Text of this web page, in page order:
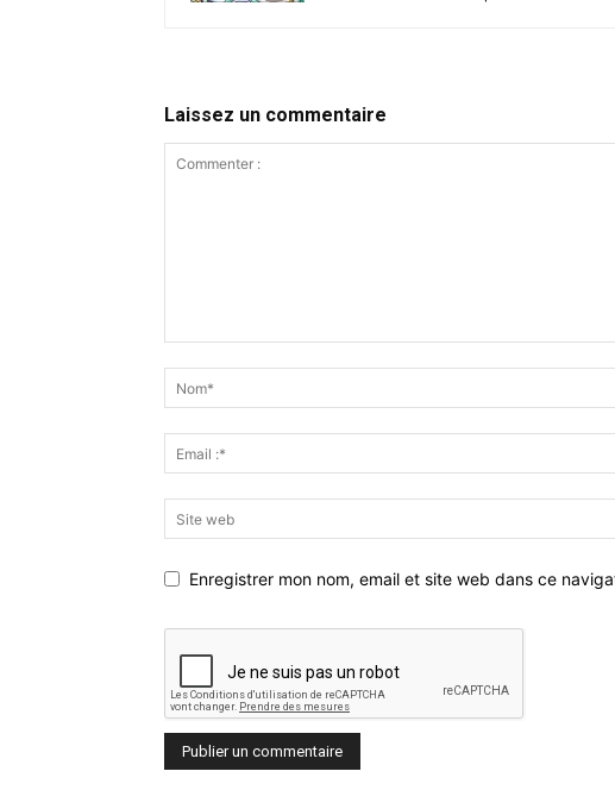
Laissez un commentaire
Enregistrer mon nom, email et site web dans ce